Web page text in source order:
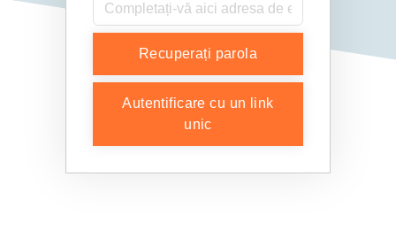
Recuperați parola
Autentificare cu un link
unic